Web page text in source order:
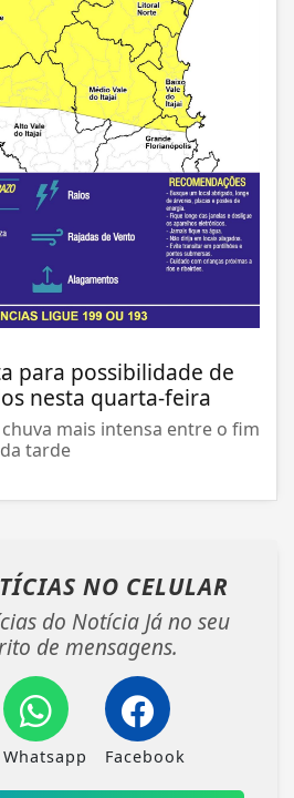
para possibilidade de
nesta quarta-feira
mais intensa entre o fim
tarde
NO CELULAR
do Notícia Já no seu
de mensagens.
Whatsapp Facebook